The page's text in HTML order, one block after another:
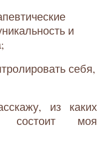
и
себя,
из каких
состоит моя